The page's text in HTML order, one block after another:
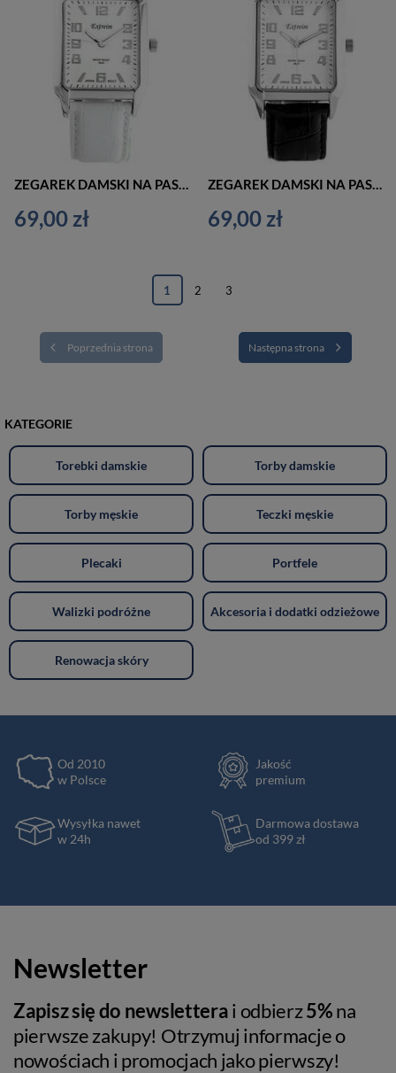
69,00 zł 69,00 zł
Poprzednia strona
1 2 3
Następna strona
KATEGORIE
Torebki damskie Torby damskie
Torby męskie Teczki męskie
Plecaki Portfele
Walizki podróżne Akcesoria i dodatki odzieżowe
Renowacja skóry
Od 2010
w Polsce
Jakość
premium
Wysyłka nawet
w 24h
Darmowa dostawa
od 399 zł
Newsletter
Zapisz się do newsletterai odbierz5%na
pierwsze zakupy! Otrzymuj informacje o
nowościach i promocjach jako pierwszy!